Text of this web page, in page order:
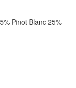
Pinot Blanc 25%